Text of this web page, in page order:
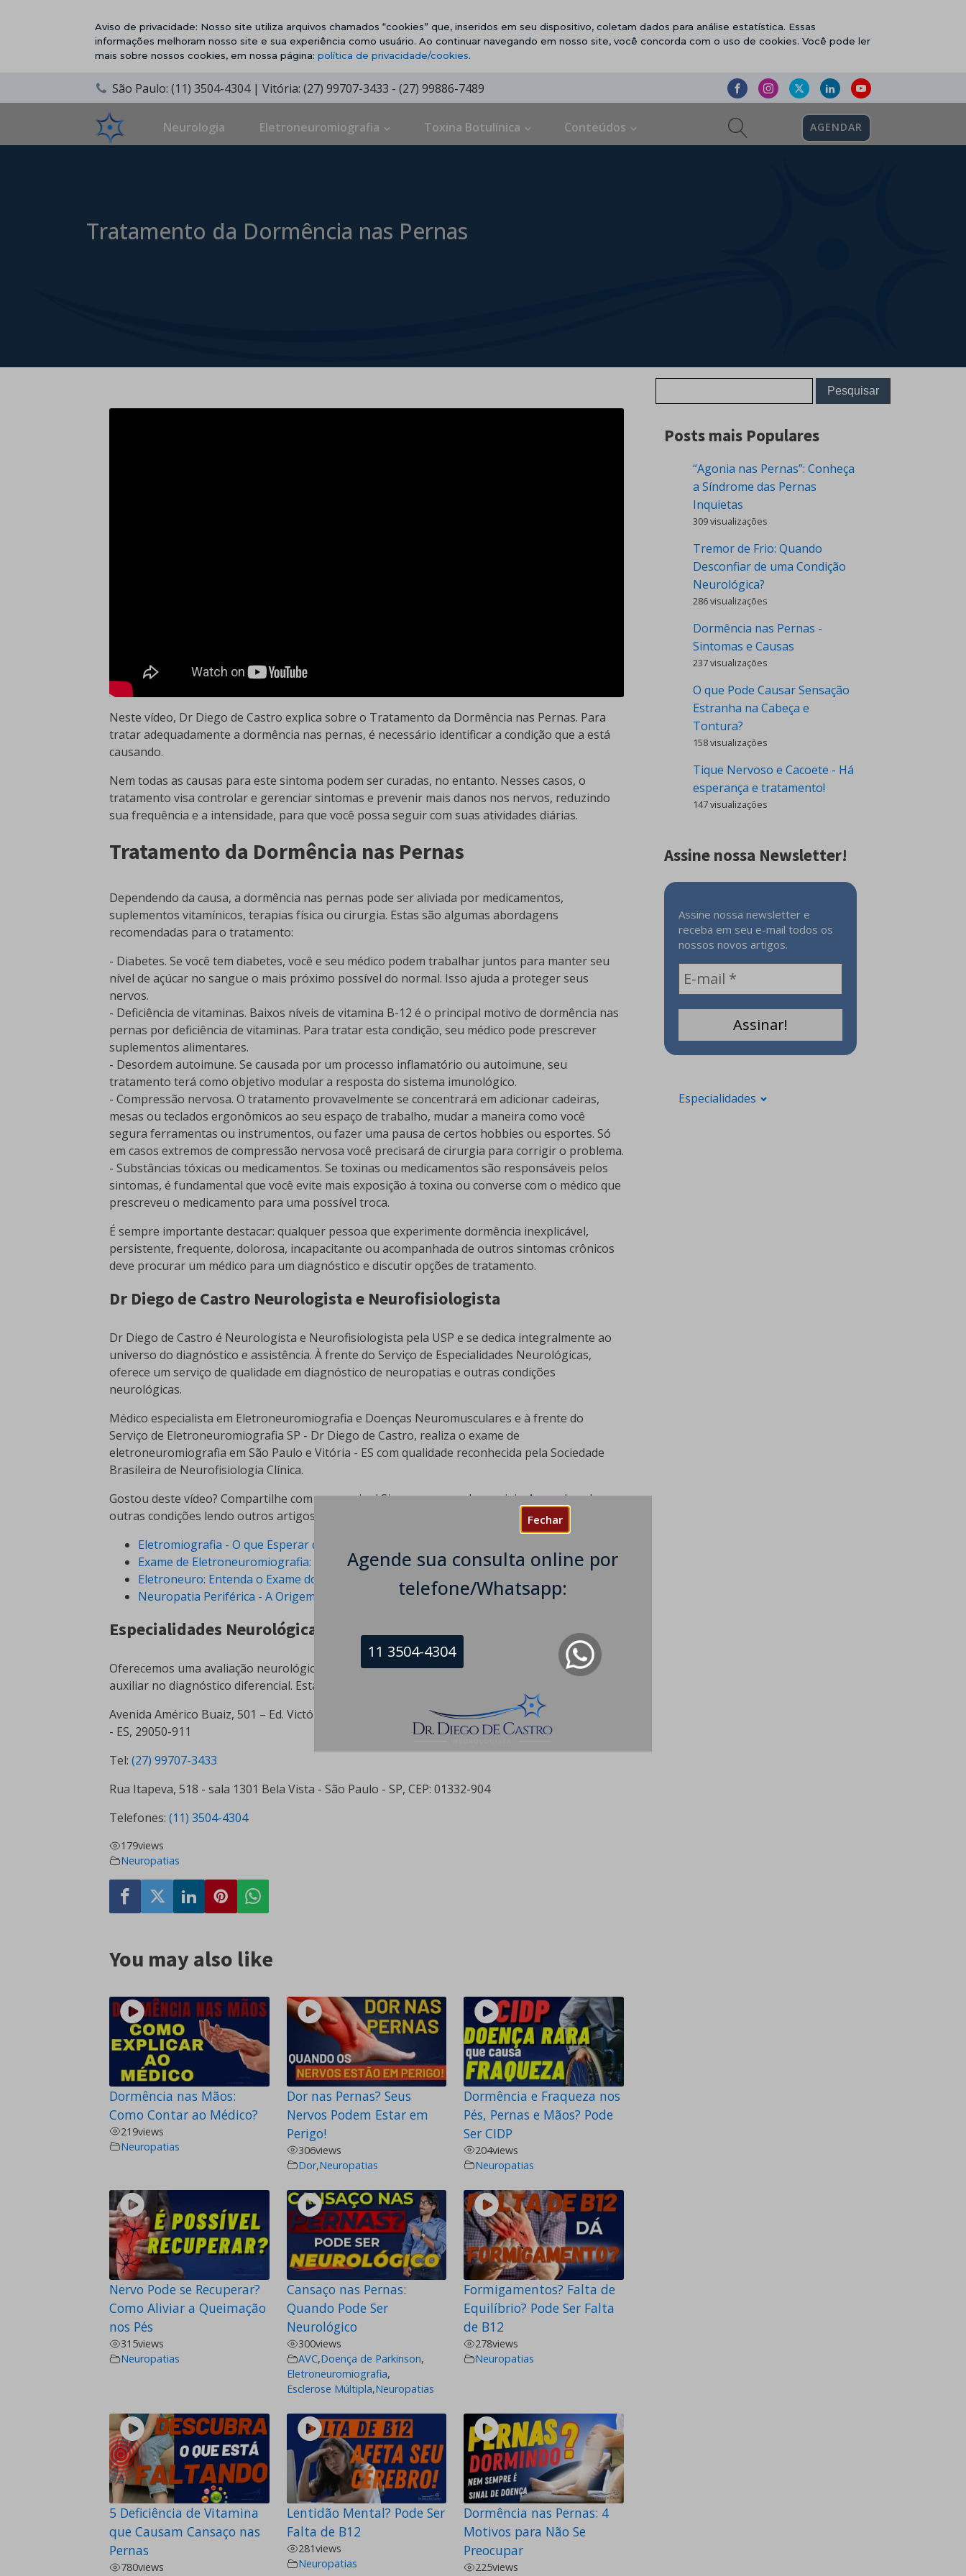
Fechar
Agende sua consulta online por
telefone/Whatsapp:
11 3504-4304
Aviso de privacidade: Nosso site utiliza arquivos chamados “cookies” que, inseridos em seu dispositivo, coletam dados para análise estatística. Essas
informações melhoram nosso site e sua experiência como usuário. Ao continuar navegando em nosso site, você concorda com o uso de cookies. Você pode ler
mais sobre nossos cookies, em nossa página: política de privacidade/cookies.
São Paulo: (11) 3504-4304 | Vitória: (27) 99707-3433 - (27) 99886-7489
Neurologia Eletroneuromiografia Toxina Botulínica Conteúdos AGENDAR
Tratamento da Dormência nas Pernas
Neste vídeo, Dr Diego de Castro explica sobre o Tratamento da Dormência nas Pernas. Para
tratar adequadamente a dormência nas pernas, é necessário identificar a condição que a está
causando.
Nem todas as causas para este sintoma podem ser curadas, no entanto. Nesses casos, o
tratamento visa controlar e gerenciar sintomas e prevenir mais danos nos nervos, reduzindo
sua frequência e a intensidade, para que você possa seguir com suas atividades diárias.
Tratamento da Dormência nas Pernas
Dependendo da causa, a dormência nas pernas pode ser aliviada por medicamentos,
suplementos vitamínicos, terapias física ou cirurgia. Estas são algumas abordagens
recomendadas para o tratamento:
- Diabetes. Se você tem diabetes, você e seu médico podem trabalhar juntos para manter seu
nível de açúcar no sangue o mais próximo possível do normal. Isso ajuda a proteger seus
nervos.
- Deficiência de vitaminas. Baixos níveis de vitamina B-12 é o principal motivo de dormência nas
pernas por deficiência de vitaminas. Para tratar esta condição, seu médico pode prescrever
suplementos alimentares.
- Desordem autoimune. Se causada por um processo inflamatório ou autoimune, seu
tratamento terá como objetivo modular a resposta do sistema imunológico.
- Compressão nervosa. O tratamento provavelmente se concentrará em adicionar cadeiras,
mesas ou teclados ergonômicos ao seu espaço de trabalho, mudar a maneira como você
segura ferramentas ou instrumentos, ou fazer uma pausa de certos hobbies ou esportes. Só
em casos extremos de compressão nervosa você precisará de cirurgia para corrigir o problema.
- Substâncias tóxicas ou medicamentos. Se toxinas ou medicamentos são responsáveis pelos
sintomas, é fundamental que você evite mais exposição à toxina ou converse com o médico que
prescreveu o medicamento para uma possível troca.
É sempre importante destacar: qualquer pessoa que experimente dormência inexplicável,
persistente, frequente, dolorosa, incapacitante ou acompanhada de outros sintomas crônicos
deve procurar um médico para um diagnóstico e discutir opções de tratamento.
Dr Diego de Castro Neurologista e Neurofisiologista
Dr Diego de Castro é Neurologista e Neurofisiologista pela USP e se dedica integralmente ao
universo do diagnóstico e assistência. À frente do Serviço de Especialidades Neurológicas,
oferece um serviço de qualidade em diagnóstico de neuropatias e outras condições
neurológicas.
Médico especialista em Eletroneuromiografia e Doenças Neuromusculares e à frente do
Serviço de Eletroneuromiografia SP - Dr Diego de Castro, realiza o exame de
eletroneuromiografia em São Paulo e Vitória - ES com qualidade reconhecida pela Sociedade
Brasileira de Neurofisiologia Clínica.
Gostou deste vídeo? Compartilhe com uma amigo! Siga-nos nas redes sociais. Aprenda sobre
outras condições lendo outros artigos:
Eletromiografia - O que Esperar do Exame? Como se Preparar?
Exame de Eletroneuromiografia: Exame dos Nervos e Músculos
Eletroneuro: Entenda o Exame dos Nervos | Dr Diego de Castro
Neuropatia Periférica - A Origem de Sintomas de Dor, Formigamento e Queimação
Especialidades Neurológicas – Eletroneuromiografia
Oferecemos uma avaliação neurológica com uma eletroneuromiografia de qualidade, capaz de
auxiliar no diagnóstico diferencial. Estamos disponíveis para cuidar de você nos endereços:
Avenida Américo Buaiz, 501 – Ed. Victória Office Tower Leste, Sala 109 - Enseada do Suá, Vitória
- ES, 29050-911
Tel: (27) 99707-3433
Rua Itapeva, 518 - sala 1301 Bela Vista - São Paulo - SP, CEP: 01332-904
Telefones: (11) 3504-4304
179views
Neuropatias
You may also like
Dormência nas Mãos:
Como Contar ao Médico?
219views
Neuropatias
Dor nas Pernas? Seus
Nervos Podem Estar em
Perigo!
306views
Dor,Neuropatias
Dormência e Fraqueza nos
Pés, Pernas e Mãos? Pode
Ser CIDP
204views
Neuropatias
Nervo Pode se Recuperar?
Como Aliviar a Queimação
nos Pés
315views
Neuropatias
Cansaço nas Pernas:
Quando Pode Ser
Neurológico
300views
AVC,Doença de Parkinson,
Eletroneuromiografia,
Esclerose Múltipla,Neuropatias
Formigamentos? Falta de
Equilíbrio? Pode Ser Falta
de B12
278views
Neuropatias
5 Deficiência de Vitamina
que Causam Cansaço nas
Pernas
780views
Lentidão Mental? Pode Ser
Falta de B12
281views
Neuropatias
Dormência nas Pernas: 4
Motivos para Não Se
Preocupar
225views
Posts mais Populares
“Agonia nas Pernas”: Conheça
a Síndrome das Pernas
Inquietas
309 visualizações
Tremor de Frio: Quando
Desconfiar de uma Condição
Neurológica?
286 visualizações
Dormência nas Pernas -
Sintomas e Causas
237 visualizações
O que Pode Causar Sensação
Estranha na Cabeça e
Tontura?
158 visualizações
Tique Nervoso e Cacoete - Há
esperança e tratamento!
147 visualizações
Assine nossa Newsletter!
Assine nossa newsletter e
receba em seu e-mail todos os
nossos novos artigos.
Especialidades